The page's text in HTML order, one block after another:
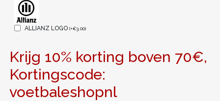
ALLIANZ LOGO (+€3.00)
Krijg 10% korting boven 70€,
Kortingscode:
voetbaleshopnl